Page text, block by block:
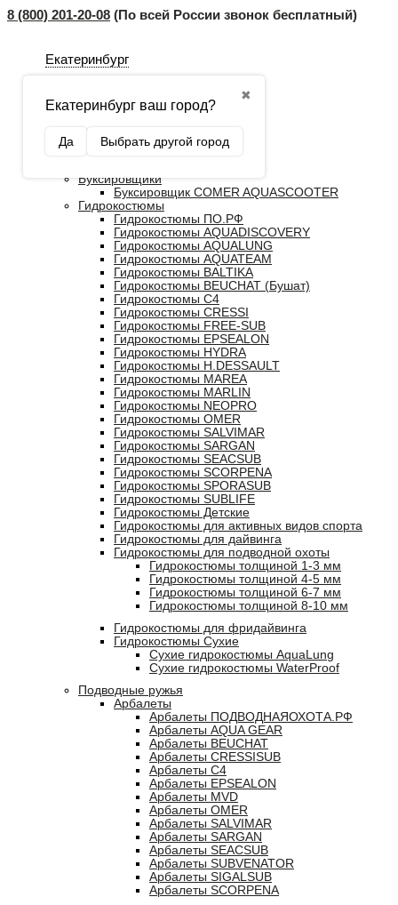
8 (800) 201-20-08 (По всей России звонок бесплатный)
Екатеринбург
✖
Екатеринбург ваш город?
Да Выбрать другой город
Главная
Каталог
Буксировщики
Буксировщик COMER AQUASCOOTER
Гидрокостюмы
Гидрокостюмы ПО.РФ
Гидрокостюмы AQUADISCOVERY
Гидрокостюмы AQUALUNG
Гидрокостюмы AQUATEAM
Гидрокостюмы BALTIKA
Гидрокостюмы BEUCHAT (Бушат)
Гидрокостюмы C4
Гидрокостюмы CRESSI
Гидрокостюмы FREE-SUB
Гидрокостюмы EPSEALON
Гидрокостюмы HYDRA
Гидрокостюмы H.DESSAULT
Гидрокостюмы MAREA
Гидрокостюмы MARLIN
Гидрокостюмы NEOPRO
Гидрокостюмы OMER
Гидрокостюмы SALVIMAR
Гидрокостюмы SARGAN
Гидрокостюмы SEACSUB
Гидрокостюмы SCORPENA
Гидрокостюмы SPORASUB
Гидрокостюмы SUBLIFE
Гидрокостюмы Детские
Гидрокостюмы для активных видов спорта
Гидрокостюмы для дайвинга
Гидрокостюмы для подводной охоты
Гидрокостюмы толщиной 1-3 мм
Гидрокостюмы толщиной 4-5 мм
Гидрокостюмы толщиной 6-7 мм
Гидрокостюмы толщиной 8-10 мм
Гидрокостюмы для фридайвинга
Гидрокостюмы Сухие
Сухие гидрокостюмы AquaLung
Сухие гидрокостюмы WaterProof
Подводные ружья
Арбалеты
Арбалеты ПОДВОДНАЯОХОТА.РФ
Арбалеты AQUA GEAR
Арбалеты BEUCHAT
Арбалеты CRESSISUB
Арбалеты C4
Арбалеты EPSEALON
Арбалеты MVD
Арбалеты OMER
Арбалеты SALVIMAR
Арбалеты SARGAN
Арбалеты SEACSUB
Арбалеты SUBVENATOR
Арбалеты SIGALSUB
Арбалеты SCORPENA